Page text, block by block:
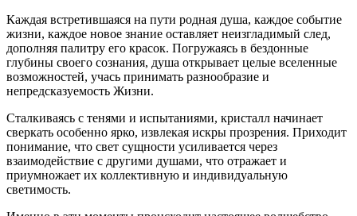
Каждая встретившаяся на пути родная душа, каждое событие
жизни, каждое новое знание оставляет неизгладимый след,
дополняя палитру его красок. Погружаясь в бездонные
глубины своего сознания, душа открывает целые вселенные
возможностей, учась принимать разнообразие и
непредсказуемость Жизни.
Сталкиваясь с тенями и испытаниями, кристалл начинает
сверкать особенно ярко, извлекая искры прозрения. Приходит
понимание, что свет сущности усиливается через
взаимодействие с другими душами, что отражает и
приумножает их коллективную и индивидуальную
светимость.